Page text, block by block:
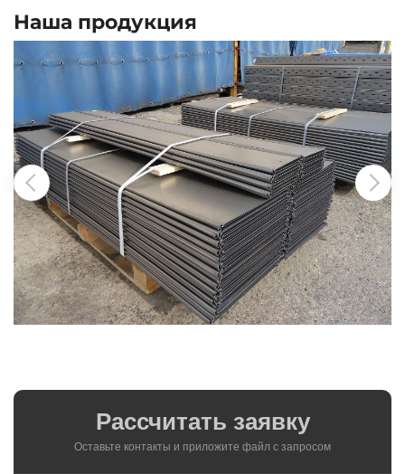
Наша продукция
Рассчитать заявку
Оставьте контакты и приложите файл c запросом